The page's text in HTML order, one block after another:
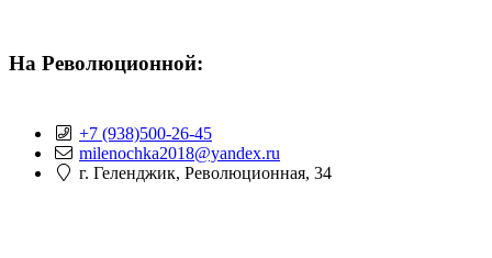
На Революционной:
+7 (938)500-26-45
milenochka2018@yandex.ru
г. Геленджик, Революционная, 34